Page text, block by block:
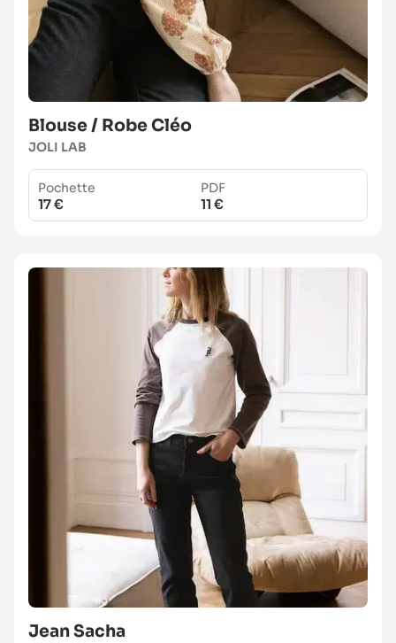
Blouse / Robe Cléo
JOLI LAB
Pochette
17 €
PDF
11 €
Jean Sacha